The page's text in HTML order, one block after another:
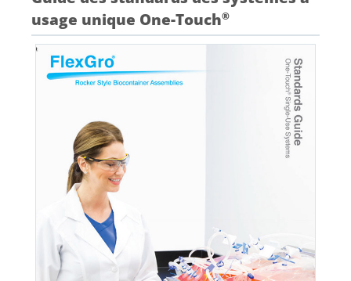
usage unique One-Touch®